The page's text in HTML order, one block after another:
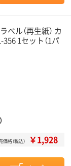
ベル（再生紙） カ
1セット（1パ
価格（税込） ￥1,928